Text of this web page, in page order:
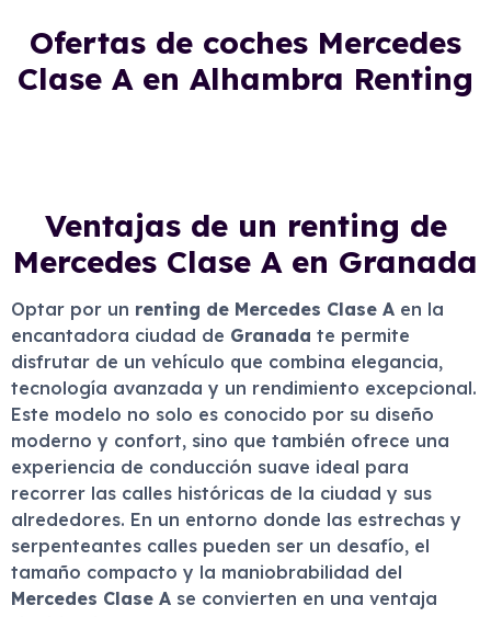
Ofertas de coches Mercedes
Clase A en Alhambra Renting
Ventajas de un renting de
Mercedes Clase A en Granada
Optar por un renting de Mercedes Clase A en la
encantadora ciudad de Granada te permite
disfrutar de un vehículo que combina elegancia,
tecnología avanzada y un rendimiento excepcional.
Este modelo no solo es conocido por su diseño
moderno y confort, sino que también ofrece una
experiencia de conducción suave ideal para
recorrer las calles históricas de la ciudad y sus
alrededores. En un entorno donde las estrechas y
serpenteantes calles pueden ser un desafío, el
tamaño compacto y la maniobrabilidad del
Mercedes Clase A se convierten en una ventaja